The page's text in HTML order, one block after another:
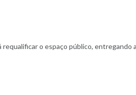
requalificar o espaço público, entregando